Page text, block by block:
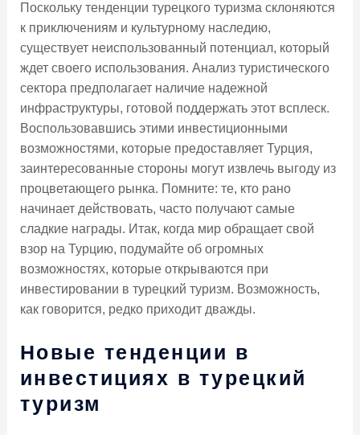
Поскольку тенденции турецкого туризма склоняются
к приключениям и культурному наследию,
существует неиспользованный потенциал, который
ждет своего использования. Анализ туристического
сектора предполагает наличие надежной
инфраструктуры, готовой поддержать этот всплеск.
Воспользовавшись этими инвестиционными
возможностями, которые предоставляет Турция,
заинтересованные стороны могут извлечь выгоду из
процветающего рынка. Помните: те, кто рано
начинает действовать, часто получают самые
сладкие награды. Итак, когда мир обращает свой
взор на Турцию, подумайте об огромных
возможностях, которые открываются при
инвестировании в турецкий туризм. Возможность,
как говорится, редко приходит дважды.
Новые тенденции в
инвестициях в турецкий
туризм